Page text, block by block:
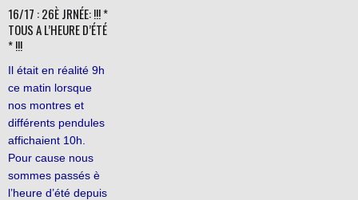
16/17 : 26È JRNÉE: !!! *
TOUS A L’HEURE D’ÉTÉ
* !!!
Il était en réalité 9h
ce matin lorsque
nos montres et
différents pendules
affichaient 10h.
Pour cause nous
sommes passés è
l’heure d’été depuis